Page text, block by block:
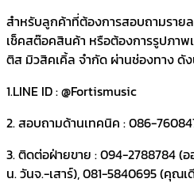
สำหรับลูกค้าที่ต้องการสอบถามราย
เช็คสต๊อคสินค้า หรือต้องการรูปภา
ติส มิวสิคเคิ้ล จำกัด ผ่านช่องทาง ดั
1.LINE ID : @Fortismusic
2. สอบถามด้านเทคนิค : 086-
3. ติดต่อฝ่ายขาย : 094-2788784 (
น. วันจ.-เสาร์), 081-5840695 (คุณเ